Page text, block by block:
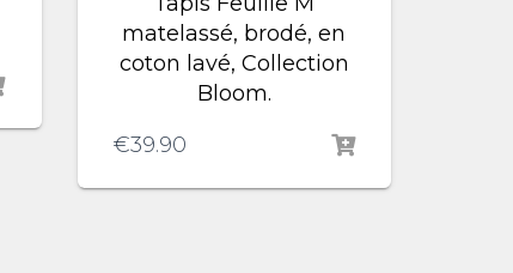
matelassé, brodé, en
coton lavé, Collection
Bloom.
€39.90